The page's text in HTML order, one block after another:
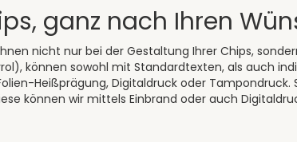
ganz nach Ihren
nicht nur bei der Gestaltung Ihrer Chips,
können sowohl mit Standardtexten, als auch
Heißprägung, Digitaldruck oder
können wir mittels Einbrand oder auch